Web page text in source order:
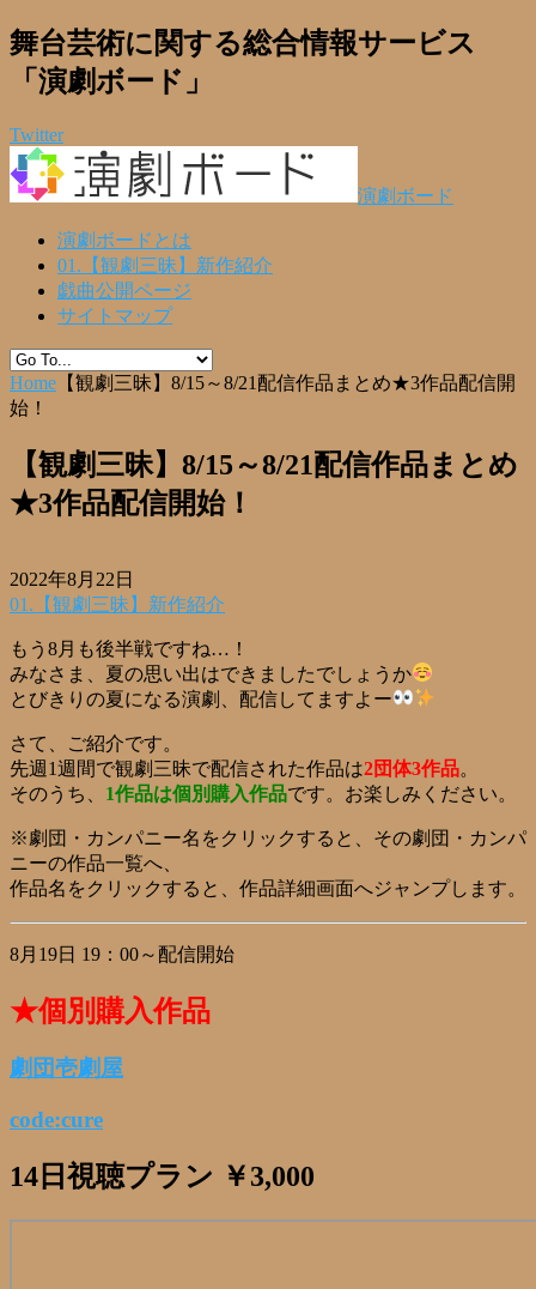
舞台芸術に関する総合情報サービス
「演劇ボード」
Twitter
演劇ボード
演劇ボードとは
01.【観劇三昧】新作紹介
戯曲公開ページ
サイトマップ
Home 【観劇三昧】8/15～8/21配信作品まとめ★3作品配信開
始！
【観劇三昧】8/15～8/21配信作品まとめ
★3作品配信開始！
2022年8月22日
01.【観劇三昧】新作紹介
もう8月も後半戦ですね…！
みなさま、夏の思い出はできましたでしょうか
とびきりの夏になる演劇、配信してますよー
さて、ご紹介です。
先週1週間で観劇三昧で配信された作品は2団体3作品。
そのうち、 1作品は個別購入作品です。お楽しみください。
※劇団・カンパニー名をクリックすると、その劇団・カンパ
ニーの作品一覧へ、
作品名をクリックすると、作品詳細画面へジャンプします。
8月19日 19：00～配信開始
★個別購入作品
劇団壱劇屋
code:cure
14日視聴プラン ￥3,000